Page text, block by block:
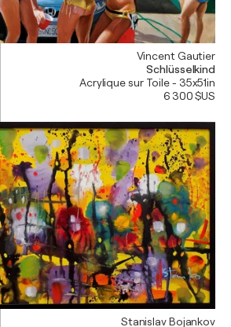
Vincent Gautier
Schlüsselkind
Acrylique sur Toile - 35x51in
6 300 $US
Stanislav Bojankov